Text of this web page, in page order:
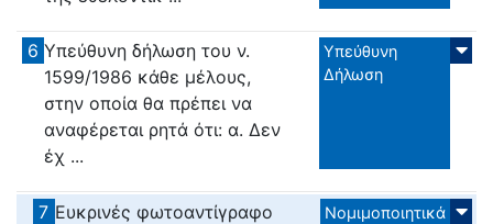
6 Υπεύθυνη δήλωση του ν.
1599/1986 κάθε μέλους,
στην οποία θα πρέπει να
αναφέρεται ρητά ότι: α. Δεν
έχ ...
Υπεύθυνη
Δήλωση
7 Ευκρινές φωτοαντίγραφο
Νομιμοποιητικά